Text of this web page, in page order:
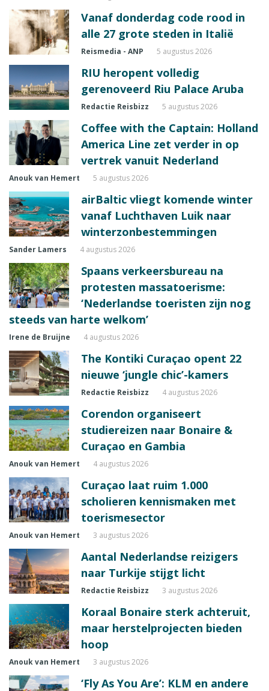
Vanaf donderdag code rood in
alle 27 grote steden in Italië
Reismedia - ANP 5 augustus 2026
RIU heropent volledig
gerenoveerd Riu Palace Aruba
Redactie Reisbizz 5 augustus 2026
Coffee with the Captain: Holland
America Line zet verder in op
vertrek vanuit Nederland
Anouk van Hemert 5 augustus 2026
airBaltic vliegt komende winter
vanaf Luchthaven Luik naar
winterzonbestemmingen
Sander Lamers 4 augustus 2026
Spaans verkeersbureau na
protesten massatoerisme:
‘Nederlandse toeristen zijn nog
steeds van harte welkom’
Irene de Bruijne 4 augustus 2026
The Kontiki Curaçao opent 22
nieuwe ‘jungle chic’-kamers
Redactie Reisbizz 4 augustus 2026
Corendon organiseert
studiereizen naar Bonaire &
Curaçao en Gambia
Anouk van Hemert 4 augustus 2026
Curaçao laat ruim 1.000
scholieren kennismaken met
toerismesector
Anouk van Hemert 3 augustus 2026
Aantal Nederlandse reizigers
naar Turkije stijgt licht
Redactie Reisbizz 3 augustus 2026
Koraal Bonaire sterk achteruit,
maar herstelprojecten bieden
hoop
Anouk van Hemert 3 augustus 2026
‘Fly As You Are’: KLM en andere